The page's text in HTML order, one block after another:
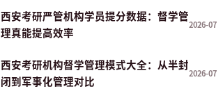
西安考研严管机构学员提分数据：督学管
理真能提高效率
2026-07
西安考研机构督学管理模式大全：从半封
闭到军事化管理对比
2026-07